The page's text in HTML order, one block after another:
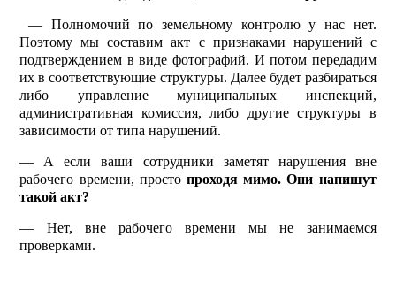
— Полномочий по земельному контролю у нас нет.
Поэтому мы составим акт с признаками нарушений с
подтверждением в виде фотографий. И потом передадим
их в соответствующие структуры. Далее будет разбираться
либо управление муниципальных инспекций,
административная комиссия, либо другие структуры в
зависимости от типа нарушений.
— А если ваши сотрудники заметят нарушения вне
рабочего времени, просто проходя мимо. Они напишут
такой акт?
— Нет, вне рабочего времени мы не занимаемся
проверками.